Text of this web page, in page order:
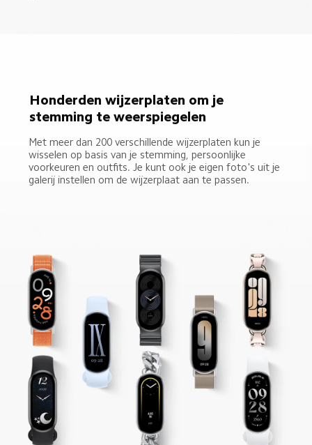
Honderden wijzerplaten om je
stemming te weerspiegelen
Met meer dan 200 verschillende wijzerplaten kun je
wisselen op basis van je stemming, persoonlijke
voorkeuren en outfits. Je kunt ook je eigen foto's uit je
galerij instellen om de wijzerplaat aan te passen.